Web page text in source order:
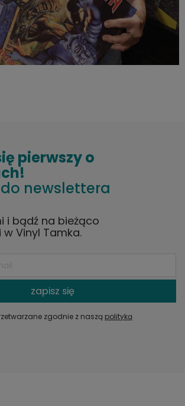
pierwszy o
do newslettera
i bądź na bieżąco
Vinyl Tamka.
zapisz się
zgodnie z naszą polityką